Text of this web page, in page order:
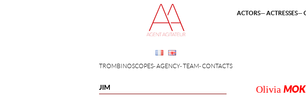
JIM
TROMBINOSCOPES AGENCY TEAM CONTACTS
ACTORS ACTRESSES
Olivia